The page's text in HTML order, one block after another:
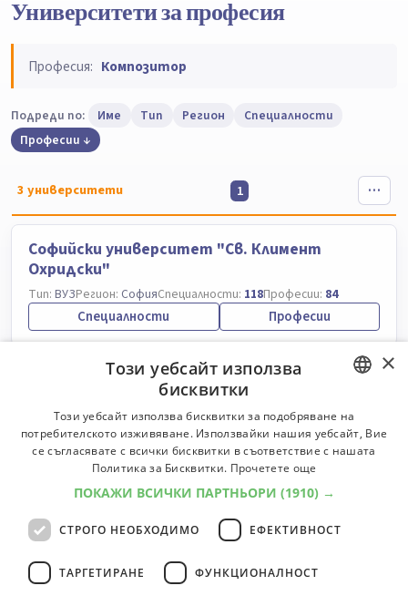
Университети за професия
Професия: Композитор
Подреди по: Име Тип Регион
Специалности
Професии
3университети 1
Софийски университет "Св. Климент
Охридски"
Тип: ВУЗРегион: СофияСпециалности: 118Професии: 84
Специалности Професии
Академия за музикално, танцово и
изобразително изкуство - Пловдив
ВУЗРегион:ПловдивСпециалности:29Професии:14
Специалности Професии
Национална музикална академия "Професор
Панчо Владигеров" - София
Тип: ВУЗ Регион:СофияСпециалности: 39Професии:9
Специалности
BULGARIAN
ENGLISH
×
Този уебсайт използва
бисквитки
Този уебсайт използва бисквитки за подобряване на
потребителското изживяване. Използвайки нашия уебсайт, Вие
се съгласявате с всички бисквитки в съответствие с нашата
Политика за Бисквитки. Прочетете още
ПОКАЖИ ВСИЧКИ ПАРТНЬОРИ (1910) →
СТРОГО НЕОБХОДИМО ЕФЕКТИВНОСТ
ТАРГЕТИРАНЕ ФУНКЦИОНАЛНОСТ